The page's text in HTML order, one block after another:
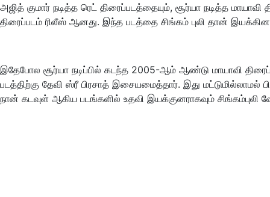
அஜித் குமார் நடித்த ரெட் திரைப்படத்தையும், சூர்யா நடித்த
திரைப்படம் ரிலீஸ் ஆனது. இந்த படத்தை சிங்கம் புலி தான்
இதேபோல சூர்யா நடிப்பில் கடந்த 2005-ஆம் ஆண்டு மாயாவி
படத்திற்கு தேவி ஸ்ரீ பிரசாத் இசையமைத்தார். இது
நான் கடவுள் ஆகிய படங்களில் உதவி இயக்குனராகவும் சிங்கம்புலி